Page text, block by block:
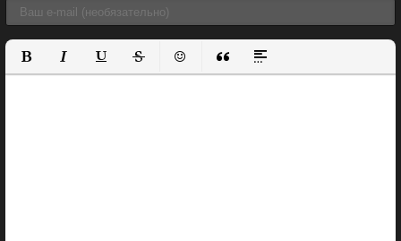
Полужирный
КурсивПодчеркнутый
ЗачеркнутыйВставить смайлик
Вставка цитаты
Вставка спойлера